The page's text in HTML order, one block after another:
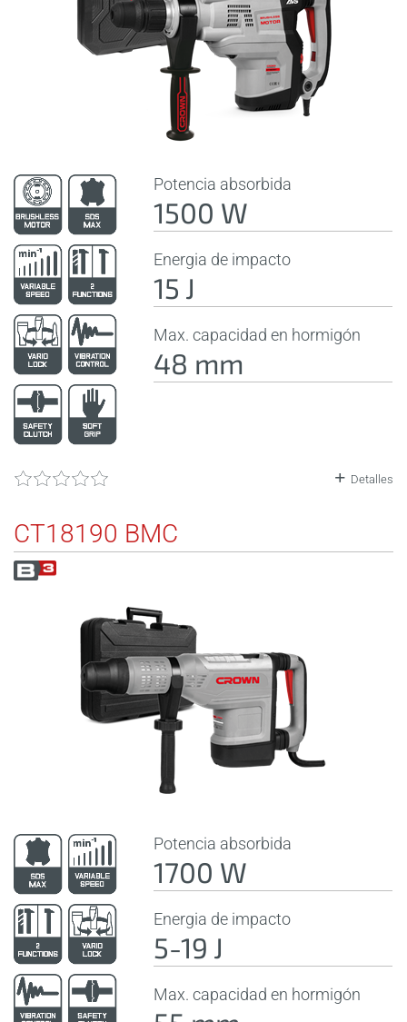
Potencia absorbida
1500 W
Energia de impacto
15 J
Max. capacidad en hormigón
48 mm
Detalles
CT18190 BMC
Potencia absorbida
1700 W
Energia de impacto
5-19 J
Max. capacidad en hormigón